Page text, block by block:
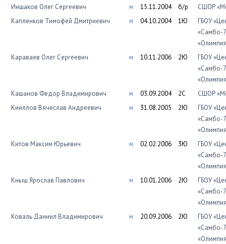
Иншаков Олег Сергеевич
м 15.11.2004 б/р
СШОР
Капленков Тимофей Дмитриевич
м 04.10.2004 1Ю
ГБОУ
«Самбо-
Караваев Олег Сергеевич
м 10.11.2006 2Ю
ГБОУ
«Самбо-
Кашанов Федор Владимирович
м 03.09.2004 2С
СШОР
Кииллов Вячеслав Андреевич
м 31.08.2005 2Ю
ГБОУ
«Самбо-
Китов Максим Юрьевич
м 02.02.2006 3Ю
ГБОУ
«Самбо-
Кныш Ярослав Павлович
м 10.01.2006 2Ю
ГБОУ
«Самбо-
Коваль Даниил Владимирович
м 20.09.2006 2Ю
ГБОУ
«Самбо-